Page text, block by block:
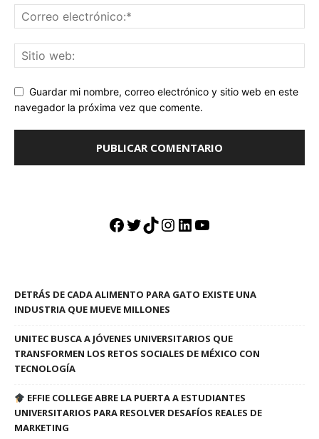
Guardar mi nombre, correo electrónico y sitio web en este
navegador la próxima vez que comente.
Facebook
Twitter
TikTok
Instagram
LinkedIn
YouTube
DETRÁS DE CADA ALIMENTO PARA GATO EXISTE UNA
INDUSTRIA QUE MUEVE MILLONES
UNITEC BUSCA A JÓVENES UNIVERSITARIOS QUE
TRANSFORMEN LOS RETOS SOCIALES DE MÉXICO CON
TECNOLOGÍA
EFFIE COLLEGE ABRE LA PUERTA A ESTUDIANTES
UNIVERSITARIOS PARA RESOLVER DESAFÍOS REALES DE
MARKETING